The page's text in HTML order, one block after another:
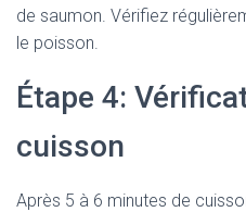
de saumon. Vérifiez
le poisson.
Étape 4:
cuisson
Après 5 à 6 minutes de